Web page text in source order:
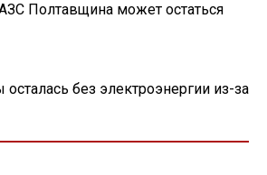
Полтавщина может остаться
без электроэнергии из-за